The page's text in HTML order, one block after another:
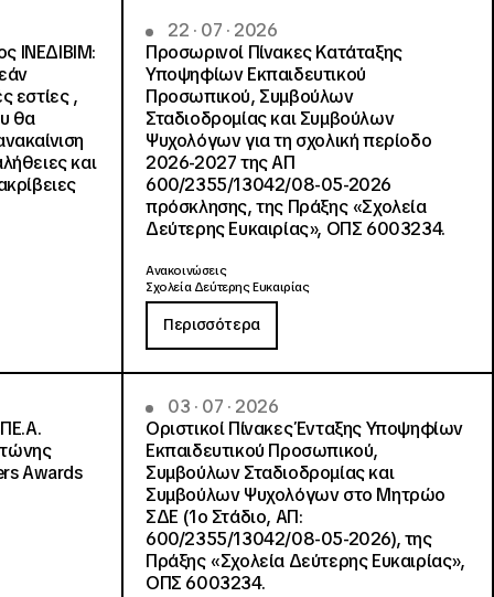
ΙΝΕΔΙΒΙΜ:
εστίες ,
θα
και
22 · 07 · 2026
Προσωρινοί Πίνακες Κατάταξης
Υποψηφίων Εκπαιδευτικού
Προσωπικού, Συμβούλων
Σταδιοδρομίας και Συμβούλων
Ψυχολόγων για τη σχολική περίοδο
2026-2027 της ΑΠ
600/2355/13042/08-05-2026
πρόσκλησης, της Πράξης «Σχολεία
Δεύτερης Ευκαιρίας», ΟΠΣ 6003234.
Ανακοινώσεις
Σχολεία Δεύτερης Ευκαιρίας
Περισσότερα
Awards
03 · 07 · 2026
Οριστικοί Πίνακες Ένταξης Υποψηφίων
Εκπαιδευτικού Προσωπικού,
Συμβούλων Σταδιοδρομίας και
Συμβούλων Ψυχολόγων στο Μητρώο
ΣΔΕ (1ο Στάδιο, ΑΠ:
600/2355/13042/08-05-2026), της
Πράξης «Σχολεία Δεύτερης Ευκαιρίας»,
ΟΠΣ 6003234.